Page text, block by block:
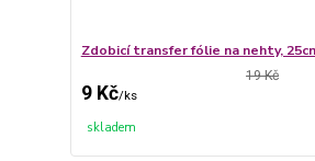
Zdobicí transfer fólie na nehty,
19 Kč
9 Kč/ks
skladem